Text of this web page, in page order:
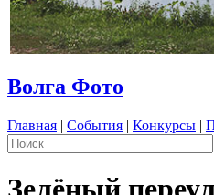
Волга Фото
Главная | События | Конкурсы |